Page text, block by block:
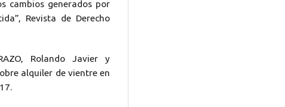
cambios generados por
Revista de Derecho
Rolando Javier y
alquiler de vientre en